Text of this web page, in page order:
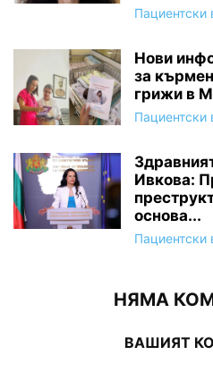
Пациентски
Нови
за
грижи в
Пациентски
Ивкова:
основа...
Пациентски
НЯМА
ВАШИЯТ